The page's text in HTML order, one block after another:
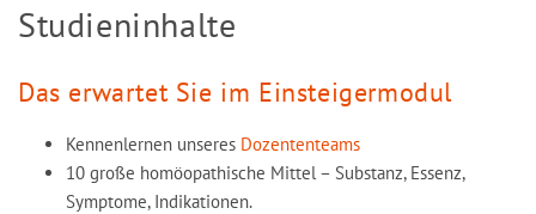
Studieninhalte
Das erwartet Sie im Einsteigermodul
Kennenlernen unseres Dozententeams
10 große homöopathische Mittel – Substanz, Essenz,
Symptome, Indikationen.